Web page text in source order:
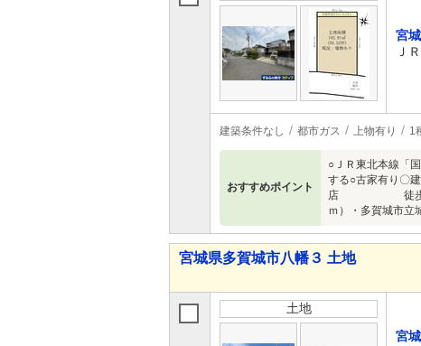
宮
Ｊ
建築条件なし 都市ガス 上物有り 1
おすすめポイント
○ＪＲ東北本線「
する○古家有り〇
店 徒歩15分
ｍ）・多賀城
宮城県多賀城市八幡３ 土地
土地
宮